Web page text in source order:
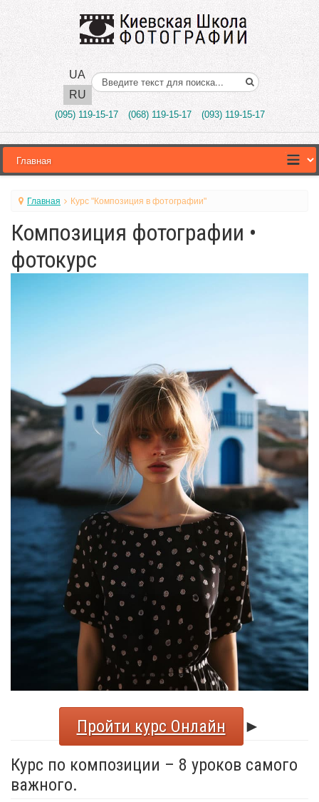
UA
RU
Поиск..
(095) 119-15-17 (068) 119-15-17 (093) 119-15-17
Главная Курс "Композиция в фотографии"
Композиция фотографии •
фотокурс
Пройти курс Онлайн
►
Курс по композиции – 8 уроков самого
важного.